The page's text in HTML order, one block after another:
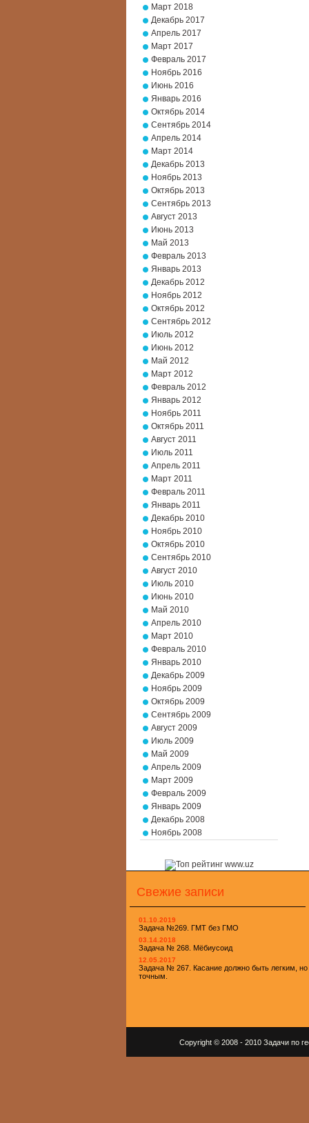
Март 2018
Декабрь 2017
Апрель 2017
Март 2017
Февраль 2017
Ноябрь 2016
Июнь 2016
Январь 2016
Октябрь 2014
Сентябрь 2014
Апрель 2014
Март 2014
Декабрь 2013
Ноябрь 2013
Октябрь 2013
Сентябрь 2013
Август 2013
Июнь 2013
Май 2013
Февраль 2013
Январь 2013
Декабрь 2012
Ноябрь 2012
Октябрь 2012
Сентябрь 2012
Июль 2012
Июнь 2012
Май 2012
Март 2012
Февраль 2012
Январь 2012
Ноябрь 2011
Октябрь 2011
Август 2011
Июль 2011
Апрель 2011
Март 2011
Февраль 2011
Январь 2011
Декабрь 2010
Ноябрь 2010
Октябрь 2010
Сентябрь 2010
Август 2010
Июль 2010
Июнь 2010
Май 2010
Апрель 2010
Март 2010
Февраль 2010
Январь 2010
Декабрь 2009
Ноябрь 2009
Октябрь 2009
Сентябрь 2009
Август 2009
Июль 2009
Май 2009
Апрель 2009
Март 2009
Февраль 2009
Январь 2009
Декабрь 2008
Ноябрь 2008
Свежие записи
01.10.2019
Задача №269. ГМТ без ГМО
03.14.2018
Задача № 268. Мёбиусоид
12.05.2017
Задача № 267. Касание должно быть легким, но
точным.
Copyright © 2008 - 2010 Задачи по